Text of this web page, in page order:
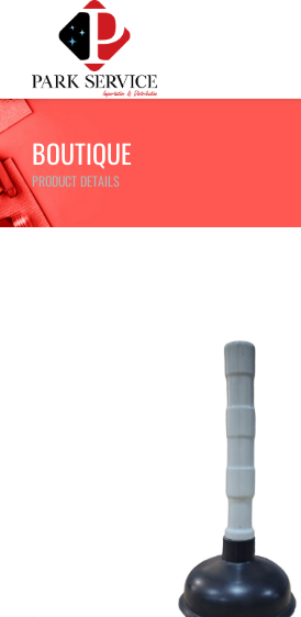
BOUTIQUE
PRODUCT DETAILS